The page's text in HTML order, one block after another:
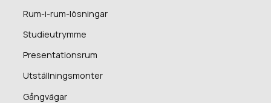
Rum-i-rum-lösningar
Studieutrymme
Presentationsrum
Utställningsmonter
Gångvägar